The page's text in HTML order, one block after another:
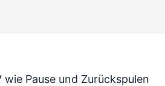
Pause und Zurückspulen